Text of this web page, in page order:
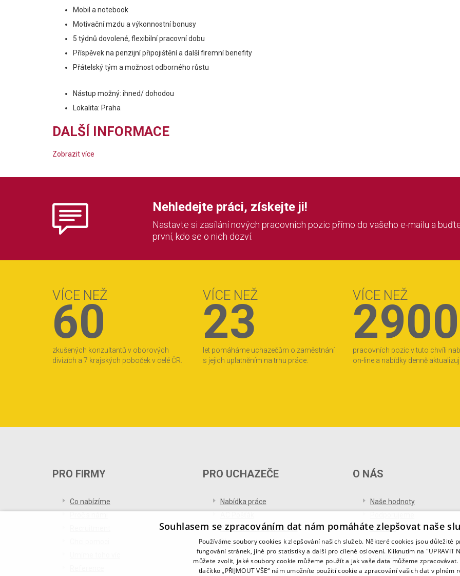
Mobil a notebook
Motivační mzdu a výkonnostní bonusy
5 týdnů dovolené, flexibilní pracovní dobu
Příspěvek na penzijní připojištění a další firemní benefity
Přátelský tým a možnost odborného růstu
Nástup možný: ihned/ dohodou
Lokalita: Praha
DALŠÍ INFORMACE
Zobrazit více
Nehledejte práci, získejte ji!
Nastavte si zasílání nových pracovních pozic přímo do vašeho e-mailu a
první, kdo se o nich dozví.
VÍCE NEŽ
60
zkušených konzultantů v oborových
divizích a 7 krajských poboček v celé ČR.
VÍCE NEŽ
23
let pomáháme uchazečům o zaměstnání
s jejich uplatněním na trhu práce.
VÍCE NEŽ
2900
pracovních pozic v tuto chvíli
on-line a nabídky denně
PRO FIRMY
Co nabízíme
PRO UCHAZEČE
Nabídka práce
Reference od uchazečů
Blog pro uchazeče
O NÁS
Naše hodnoty
Ocenění
Partnerství
Digitalizace
Souhlasem se zpracováním dat nám pomáháte zlepšovat naše
Používáme soubory cookies k zlepšování našich služeb. Některé cookies jsou důležité
fungování stránek, jiné pro statistiky a další pro cílené oslovení. Kliknutím na "UPRAVIT
můžete zvolit, jaké soubory cookie můžeme použít a jak vaše data můžeme zpracovávat.
tlačítko „PŘIJMOUT VŠE“ nám umožníte použití cookie a zpracování vašich dat v plném